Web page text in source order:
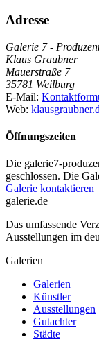
Adresse
Galerie 7 -
Klaus Graubner
Mauerstraße 7
35781 Weilburg
E-Mail:
Web:
Öffnungszeiten
Die galerie7-
geschlossen. Die
Galerie kontaktieren
galerie.de
Das umfassende
Ausstellungen im
Galerien
Galerien
Künstler
Ausstellungen
Gutachter
Städte